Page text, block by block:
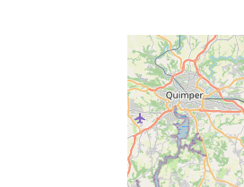
Geolocalisation